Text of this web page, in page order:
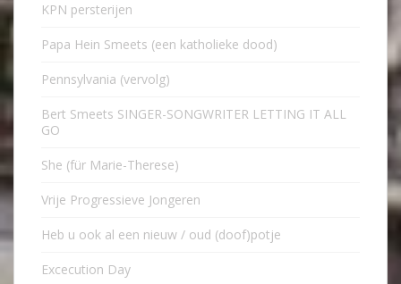
KPN persterijen
Papa Hein Smeets (een katholieke dood)
Pennsylvania (vervolg)
Bert Smeets SINGER-SONGWRITER LETTING IT ALL
GO
She (für Marie-Therese)
Vrije Progressieve Jongeren
Heb u ook al een nieuw / oud (doof)potje
Excecution Day